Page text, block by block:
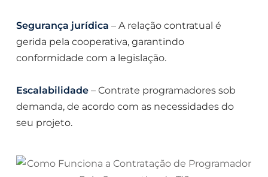
Segurança jurídica – A relação contratual é
gerida pela cooperativa, garantindo
conformidade com a legislação.
Escalabilidade– Contrate programadores sob
demanda, de acordo com as necessidades do
seu projeto.